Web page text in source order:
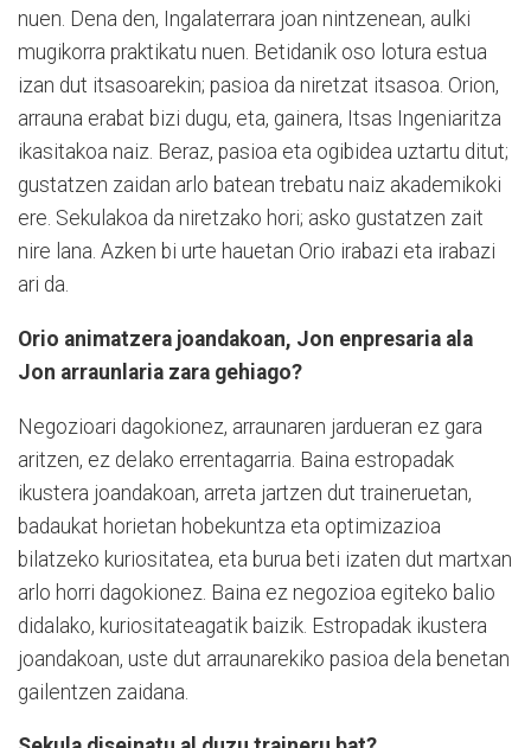
nuen. Dena den, Ingalaterrara joan nintzenean, aulki
mugikorra praktikatu nuen. Betidanik oso lotura estua
izan dut itsasoarekin; pasioa da niretzat itsasoa. Orion,
arrauna erabat bizi dugu, eta, gainera, Itsas Ingeniaritza
ikasitakoa naiz. Beraz, pasioa eta ogibidea uztartu ditut;
gustatzen zaidan arlo batean trebatu naiz akademikoki
ere. Sekulakoa da niretzako hori; asko gustatzen zait
nire lana. Azken bi urte hauetan Orio irabazi eta irabazi
ari da.
Orio animatzera joandakoan, Jon enpresaria ala
Jon arraunlaria zara gehiago?
Negozioari dagokionez, arraunaren jardueran ez gara
aritzen, ez delako errentagarria. Baina estropadak
ikustera joandakoan, arreta jartzen dut traineruetan,
badaukat horietan hobekuntza eta optimizazioa
bilatzeko kuriositatea, eta burua beti izaten dut martxan
arlo horri dagokionez. Baina ez negozioa egiteko balio
didalako, kuriositateagatik baizik. Estropadak ikustera
joandakoan, uste dut arraunarekiko pasioa dela benetan
gailentzen zaidana.